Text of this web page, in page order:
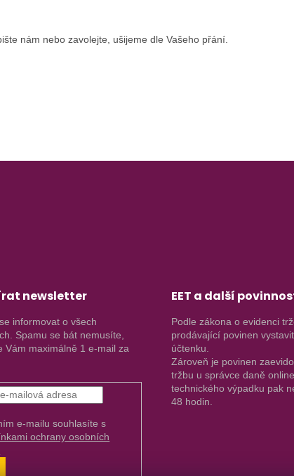
nám nebo zavolejte, ušijeme dle Vašeho přání.
newsletter
informovat o všech
Spamu se bát nemusíte,
Vám maximálně 1 e-mail za
e-mailu souhlasíte s
ochrany osobních
EET a další
Podle zákona o evidenci
prodávající povinen
účtenku.
Zároveň je povinen
tržbu u správce daně
technického výpadku pak
48 hodin.